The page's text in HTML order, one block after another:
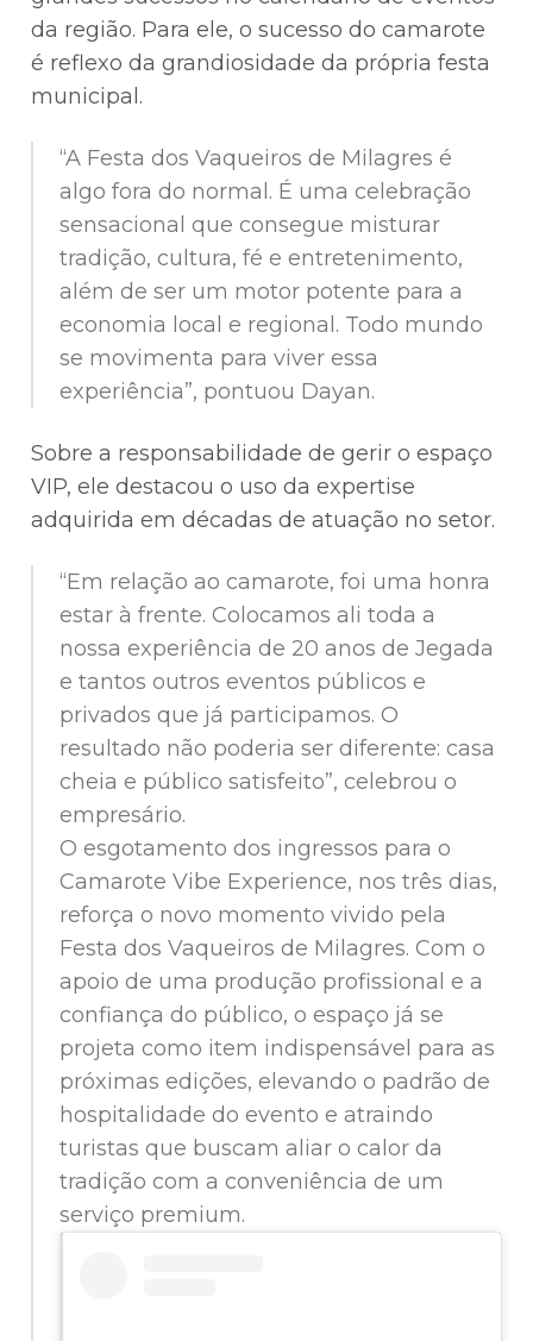
da região. Para ele, o sucesso do camarote
é reflexo da grandiosidade da própria festa
municipal.
“A Festa dos Vaqueiros de Milagres é
algo fora do normal. É uma celebração
sensacional que consegue misturar
tradição, cultura, fé e entretenimento,
além de ser um motor potente para a
economia local e regional. Todo mundo
se movimenta para viver essa
experiência”, pontuou Dayan.
Sobre a responsabilidade de gerir o espaço
VIP, ele destacou o uso da expertise
adquirida em décadas de atuação no setor.
“Em relação ao camarote, foi uma honra
estar à frente. Colocamos ali toda a
nossa experiência de 20 anos de Jegada
e tantos outros eventos públicos e
privados que já participamos. O
resultado não poderia ser diferente: casa
cheia e público satisfeito”, celebrou o
empresário.
O esgotamento dos ingressos para o
Camarote Vibe Experience, nos três dias,
reforça o novo momento vivido pela
Festa dos Vaqueiros de Milagres. Com o
apoio de uma produção profissional e a
confiança do público, o espaço já se
projeta como item indispensável para as
próximas edições, elevando o padrão de
hospitalidade do evento e atraindo
turistas que buscam aliar o calor da
tradição com a conveniência de um
serviço premium.